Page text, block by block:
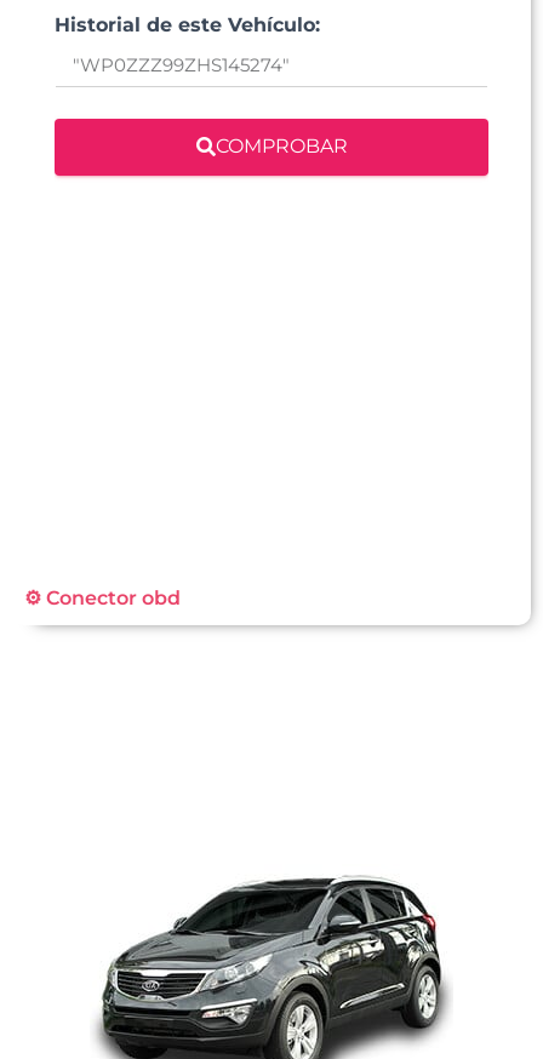
Historial de este Vehículo:
COMPROBAR
⚙️ Conector obd